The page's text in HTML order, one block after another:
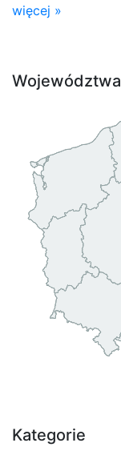
więcej »
Województwa
Kategorie